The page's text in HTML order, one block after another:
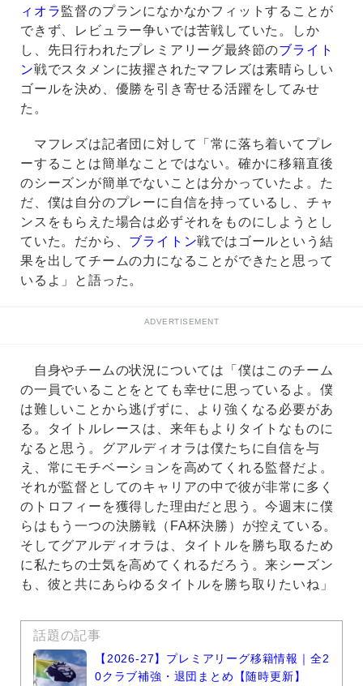
ィオラ監督のプランになかなかフィットすることが
できず、レビュラー争いでは苦戦していた。しか
し、先日行われたプレミアリーグ最終節のブライト
ン戦でスタメンに抜擢されたマフレズは素晴らしい
ゴールを決め、優勝を引き寄せる活躍をしてみせ
た。
マフレズは記者団に対して「常に落ち着いてプレ
ーすることは簡単なことではない。確かに移籍直後
のシーズンが簡単でないことは分かっていたよ。た
だ、僕は自分のプレーに自信を持っているし、チャ
ンスをもらえた場合は必ずそれをものにしようとし
ていた。だから、 ブライトン戦ではゴールという結
果を出してチームの力になることができたと思って
いるよ」と語った。
ADVERTISEMENT
自身やチームの状況については「僕はこのチーム
の一員でいることをとても幸せに思っているよ。僕
は難しいことから逃げずに、より強くなる必要があ
る。タイトルレースは、来年もよりタイトなものに
なると思う。グアルディオラは僕たちに自信を与
え、常にモチベーションを高めてくれる監督だよ。
それが監督としてのキャリアの中で彼が非常に多く
のトロフィーを獲得した理由だと思う。今週末に僕
らはもう一つの決勝戦（FA杯決勝）が控えている。
そしてグアルディオラは、タイトルを勝ち取るため
に私たちの士気を高めてくれるだろう。来シーズン
も、彼と共にあらゆるタイトルを勝ち取りたいね」
話題の記事
【2026-27】プレミアリーグ移籍情報｜全2
0クラブ補強・退団まとめ【随時更新】